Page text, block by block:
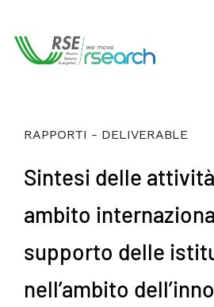
RAPPORTI - DELIVERABLE
Sintesi delle
ambito
supporto delle
nell’ambito